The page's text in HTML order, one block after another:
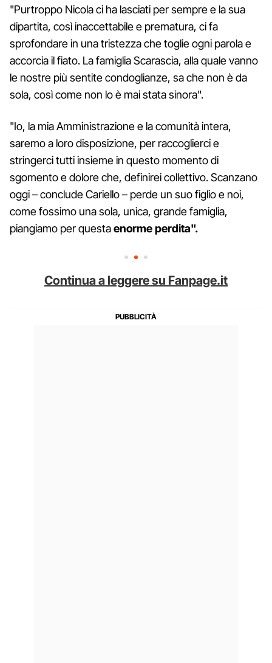
"Purtroppo Nicola ci ha lasciati per sempre e la sua
dipartita, così inaccettabile e prematura, ci fa
sprofondare in una tristezza che toglie ogni parola e
accorcia il fiato. La famiglia Scarascia, alla quale vanno
le nostre più sentite condoglianze, sa che non è da
sola, così come non lo è mai stata sinora".
"Io, la mia Amministrazione e la comunità intera,
saremo a loro disposizione, per raccoglierci e
stringerci tutti insieme in questo momento di
sgomento e dolore che, definirei collettivo. Scanzano
oggi – conclude Cariello – perde un suo figlio e noi,
come fossimo una sola, unica, grande famiglia,
piangiamo per questaenorme perdita".
Continua a leggere su Fanpage.it